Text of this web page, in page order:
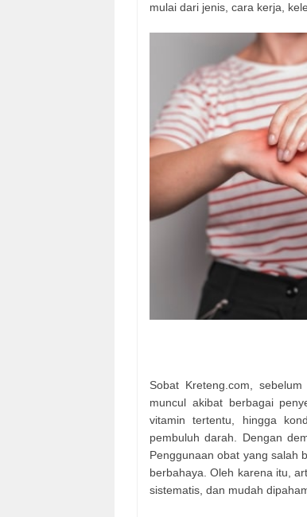
mulai dari jenis, cara kerja,
Sobat Kreteng.com,
muncul akibat berbagai
vitamin tertentu, hingga
pembuluh darah. Dengan
Penggunaan obat yang salah
berbahaya. Oleh karena itu,
sistematis, dan mudah